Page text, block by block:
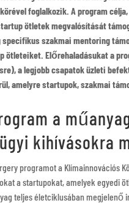
foglalkozik. A program
ötletek megvalósítását
specifikus szakmai mentoring
ötleteiket. Előrehaladásukat a
a legjobb csapatok üzleti
amelyre startupok, szakmai
a
kihívásokra
programot a Klímainnovációs
a startupokat, amelyek egyedi
teljes életciklusában